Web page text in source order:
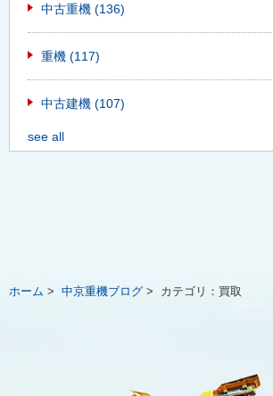
中古重機 (136)
重機 (117)
中古建機 (107)
see all
ホーム > 中京重機ブログ > カテゴリ： 買取